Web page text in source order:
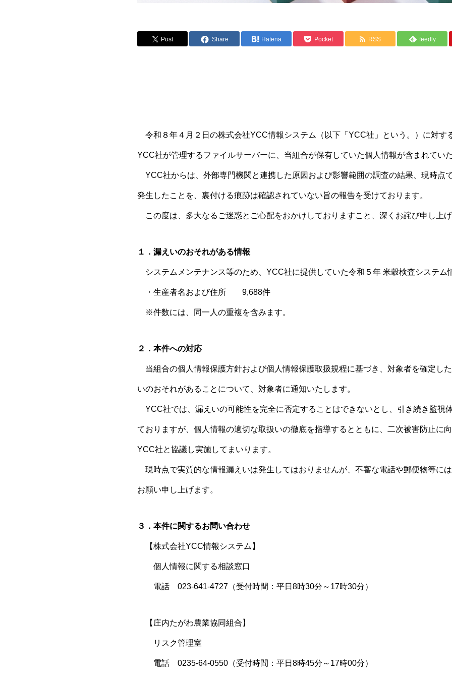
Post Share Hatena Pocket RSS feedly
令和８年４月２日の株式会社YCC情報システム（以下「YCC社」という。）に対す
YCC社が管理するファイルサーバーに、当組合が保有していた個人情報が含まれてい
YCC社からは、外部専門機関と連携した原因および影響範囲の調査の結果、現時点
発生したことを、裏付ける痕跡は確認されていない旨の報告を受けております。
この度は、多大なるご迷惑とご心配をおかけしておりますこと、深くお詫び申し上げ
１．漏えいのおそれがある情報
システムメンテナンス等のため、YCC社に提供していた令和５年 米穀検査システム
・生産者名および住所 9,688件
※件数には、同一人の重複を含みます。
２．本件への対応
当組合の個人情報保護方針および個人情報保護取扱規程に基づき、対象者を確定し
いのおそれがあることについて、対象者に通知いたします。
YCC社では、漏えいの可能性を完全に否定することはできないとし、引き続き監視
ておりますが、個人情報の適切な取扱いの徹底を指導するとともに、二次被害防止に向
YCC社と協議し実施してまいります。
現時点で実質的な情報漏えいは発生してはおりませんが、不審な電話や郵便物等に
お願い申し上げます。
３．本件に関するお問い合わせ
【株式会社YCC情報システム】
個人情報に関する相談窓口
電話 023-641-4727（受付時間：平日8時30分～17時30分）
【庄内たがわ農業協同組合】
リスク管理室
電話 0235-64-0550（受付時間：平日8時45分～17時00分）